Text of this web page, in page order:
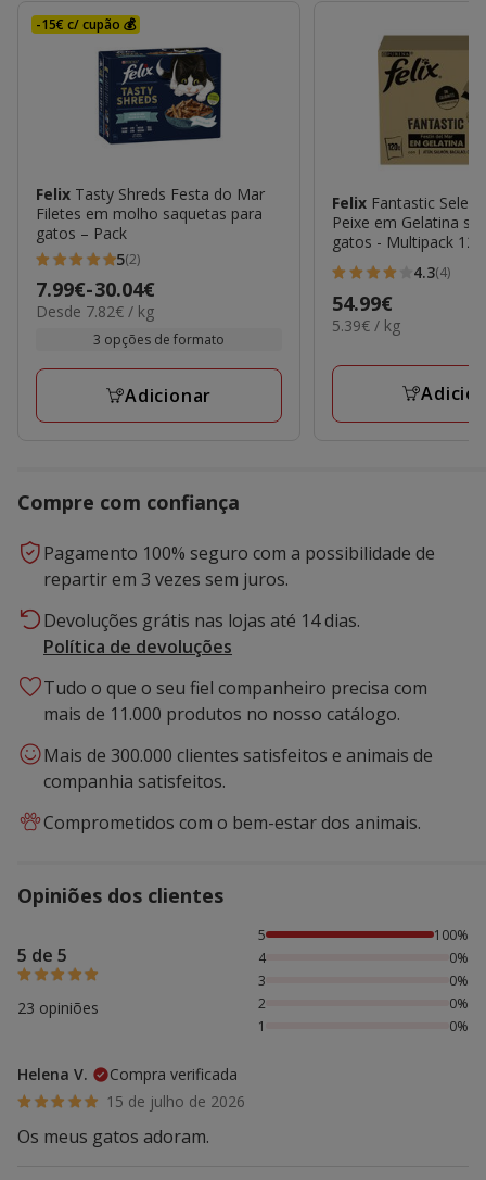
-15€ c/ cupão 💰
Felix Tasty Shreds Festa do Mar
Filetes em molho saquetas para
gatos – Pack
5
estrelas
com
avaliações
5(2)
Preço
de
a
7.99€-30.04€
7.82€
Desde 7.82€ / kg
3 opções de formato
Adicionar
Felix Fantastic
Peixe em Gelatina
gatos - Multipack 120
4.3
estrelas
com
4
avaliações
4.3(4)
Preço
54.99€
54.99€
5.39€
KG
5.39€ / kg
Compre com confiança
Pagamento 100% seguro com a possibilidade de
repartir em 3 vezes sem juros.
Devoluções grátis nas lojas até 14 dias.
Política de devoluções
Tudo o que o seu fiel companheiro precisa com
mais de 11.000 produtos no nosso catálogo.
Mais de 300.000 clientes satisfeitos e animais de
companhia satisfeitos.
Comprometidos com o bem-estar dos animais.
Opiniões dos clientes
5 de 5
23 opiniões
100% das pessoas avaliaram com 5 estrelas,
5
100%
4
0%
3
0%
2
0%
1
0%
Helena V.
Compra verificada
15 de julho de 2026
Os meus gatos adoram.